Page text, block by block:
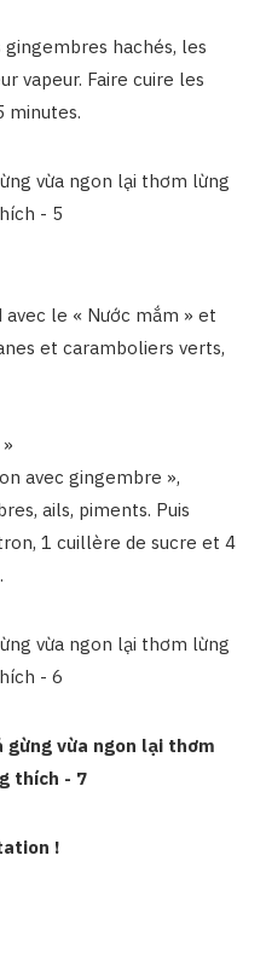
hachés, les
vapeur. Faire cuire les
minutes.
le « Nước mắm » et
et caramboliers verts,
avec gingembre »,
ails, piments. Puis
1 cuillère de sucre et 4
!